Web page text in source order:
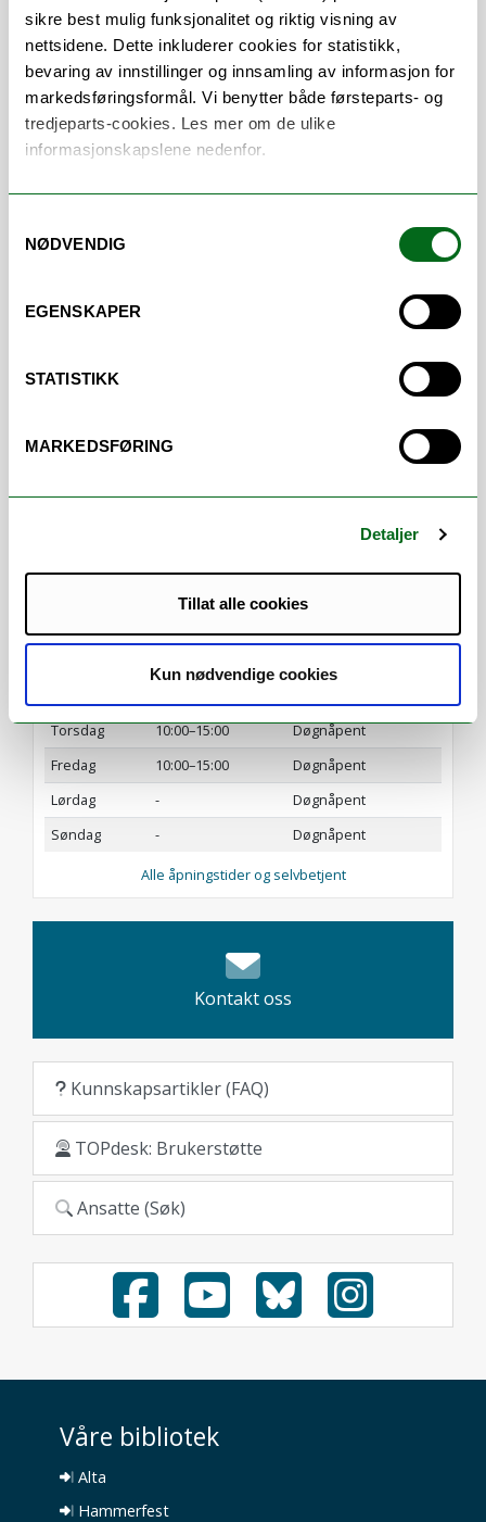
sikre best mulig funksjonalitet og riktig visning av
nettsidene. Dette inkluderer cookies for statistikk,
bevaring av innstillinger og innsamling av informasjon for
markedsføringsformål. Vi benytter både førsteparts- og
tredjeparts-cookies. Les mer om de ulike
informasjonskapslene nedenfor.
NØDVENDIG
EGENSKAPER
STATISTIKK
MARKEDSFØRING
Detaljer
Tillat alle cookies
Kun nødvendige cookies
Tilgang til biblioteket
Ansatte og studenter ved UiT i Harstad har
hele døgnet.
Eksterne bibliotekbrukere: se oversikt over
campusen stengt for alle som ikke jobber
Kontakt biblioteket på
hvis
Torsdag
10:00–15:00
Døgnåpent
Fredag
10:00–15:00
Døgnåpent
Lørdag
-
Døgnåpent
Søndag
- Døgnåpent
Alle åpningstider og selvbetjent
Kontakt oss
Kunnskapsartikler (FAQ)
TOPdesk: Brukerstøtte
Ansatte (Søk)
Våre bibliotek
Alta
Hammerfest